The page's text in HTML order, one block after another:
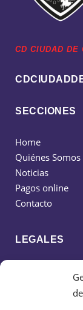
CD CIUDAD DE
SECCIONES
Home
Quiénes Somos
Noticias
Pagos online
Contacto
LEGALES